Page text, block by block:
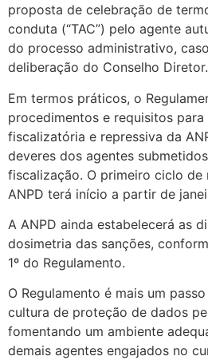
proposta de celebração de
conduta (“TAC”) pelo agente
do processo administrativo,
deliberação do Conselho Diretor.
Em termos práticos, o
procedimentos e requisitos
fiscalizatória e repressiva da
deveres dos agentes
fiscalização. O primeiro ciclo de
ANPD terá início a partir de
A ANPD ainda estabelecerá as
dosimetria das sanções,
1º do Regulamento.
O Regulamento é mais um
cultura de proteção de dados
fomentando um ambiente
demais agentes engajados no